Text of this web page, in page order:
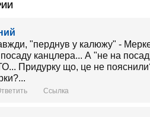
"перднув у калюжу" -
канцлера... А "не на
Придурку що, це не
Ссылка